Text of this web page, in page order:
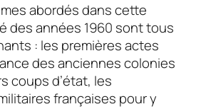
abordés dans cette
des années 1960 sont tous
: les premières actes
des anciennes colonies
coups d’état, les
françaises pour y